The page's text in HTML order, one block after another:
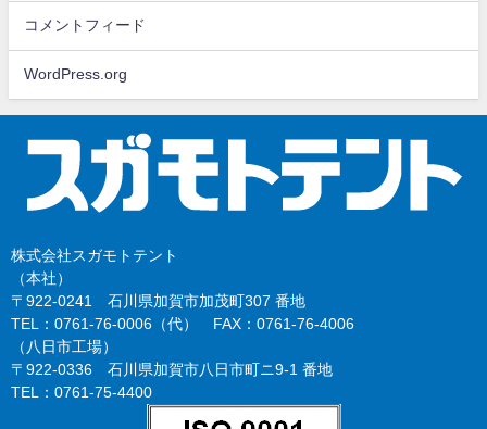
コメントフィード
WordPress.org
株式会社スガモトテント
（本社）
〒922-0241 石川県加賀市加茂町307 番地
TEL：0761-76-0006（代） FAX：0761-76-4006
（八日市工場）
〒922-0336 石川県加賀市八日市町ニ9-1 番地
TEL：0761-75-4400